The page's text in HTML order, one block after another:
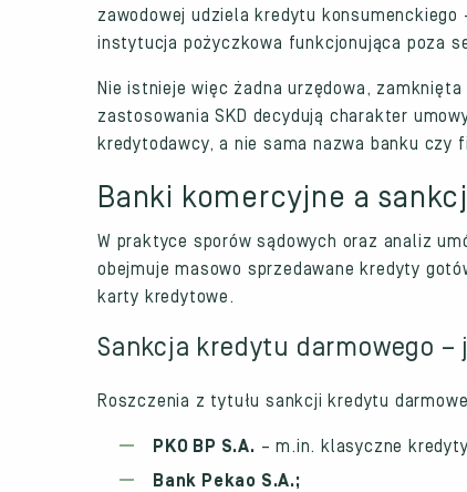
zawodowej udziela kredytu konsumenckiego
instytucja pożyczkowa funkcjonująca poza
Nie istnieje więc żadna urzędowa,
zastosowania SKD decydują charakter
kredytodawcy, a nie sama nazwa banku czy
Banki komercyjne a
W praktyce sporów sądowych oraz analiz
obejmuje masowo sprzedawane kredyty
karty kredytowe.
Sankcja kredytu darmowego –
Roszczenia z tytułu sankcji kredytu
PKO BP S.A. – m.in. klasyczne
Bank Pekao S.A.;